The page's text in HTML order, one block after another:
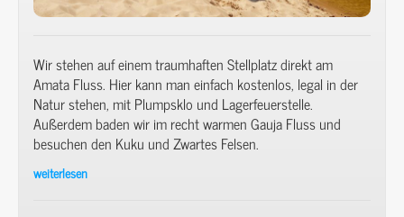
Wir stehen auf einem traumhaften Stellplatz direkt am
Amata Fluss. Hier kann man einfach kostenlos, legal in der
Natur stehen, mit Plumpsklo und Lagerfeuerstelle.
Außerdem baden wir im recht warmen Gauja Fluss und
besuchen den Kuku und Zwartes Felsen.
weiterlesen